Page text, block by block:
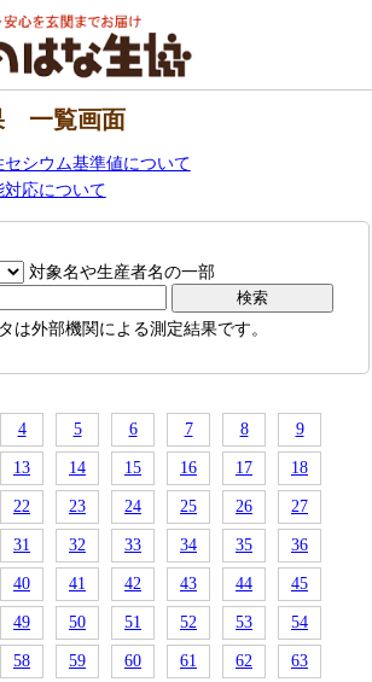
一覧画面
シウム基準値について
応について
対象名や生産者名の一部
は外部機関による測定結果です。
4 5 6 7 8 9
13 14 15 16 17 18
22 23 24 25 26 27
31 32 33 34 35 36
40 41 42 43 44 45
49 50 51 52 53 54
58 59 60 61 62 63